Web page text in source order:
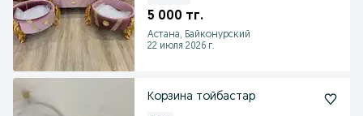
5 000 тг.
Астана, Байконурский
22 июля 2026 г.
Корзина тойбастар